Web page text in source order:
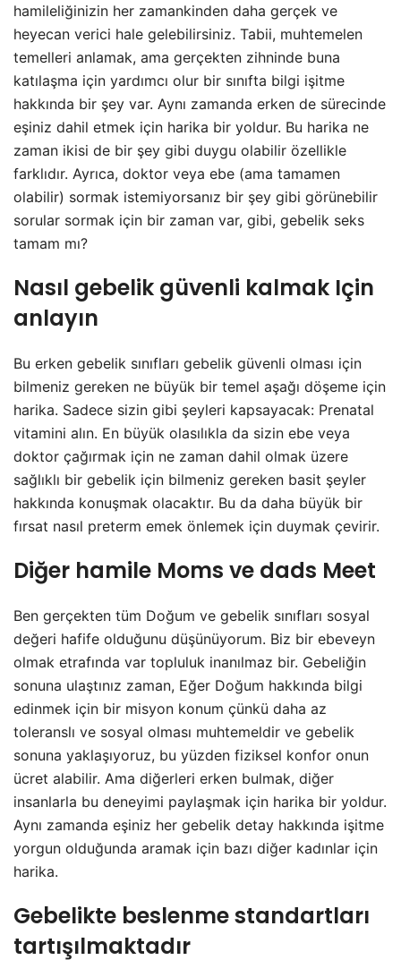
hamileliğinizin her zamankinden daha gerçek ve
heyecan verici hale gelebilirsiniz. Tabii, muhtemelen
temelleri anlamak, ama gerçekten zihninde buna
katılaşma için yardımcı olur bir sınıfta bilgi işitme
hakkında bir şey var. Aynı zamanda erken de sürecinde
eşiniz dahil etmek için harika bir yoldur. Bu harika ne
zaman ikisi de bir şey gibi duygu olabilir özellikle
farklıdır. Ayrıca, doktor veya ebe (ama tamamen
olabilir) sormak istemiyorsanız bir şey gibi görünebilir
sorular sormak için bir zaman var, gibi, gebelik seks
tamam mı?
Nasıl gebelik güvenli kalmak Için
anlayın
Bu erken gebelik sınıfları gebelik güvenli olması için
bilmeniz gereken ne büyük bir temel aşağı döşeme için
harika. Sadece sizin gibi şeyleri kapsayacak: Prenatal
vitamini alın. En büyük olasılıkla da sizin ebe veya
doktor çağırmak için ne zaman dahil olmak üzere
sağlıklı bir gebelik için bilmeniz gereken basit şeyler
hakkında konuşmak olacaktır. Bu da daha büyük bir
fırsat nasıl preterm emek önlemek için duymak çevirir.
Diğer hamile Moms ve dads Meet
Ben gerçekten tüm Doğum ve gebelik sınıfları sosyal
değeri hafife olduğunu düşünüyorum. Biz bir ebeveyn
olmak etrafında var topluluk inanılmaz bir. Gebeliğin
sonuna ulaştınız zaman, Eğer Doğum hakkında bilgi
edinmek için bir misyon konum çünkü daha az
toleranslı ve sosyal olması muhtemeldir ve gebelik
sonuna yaklaşıyoruz, bu yüzden fiziksel konfor onun
ücret alabilir. Ama diğerleri erken bulmak, diğer
insanlarla bu deneyimi paylaşmak için harika bir yoldur.
Aynı zamanda eşiniz her gebelik detay hakkında işitme
yorgun olduğunda aramak için bazı diğer kadınlar için
harika.
Gebelikte beslenme standartları
tartışılmaktadır